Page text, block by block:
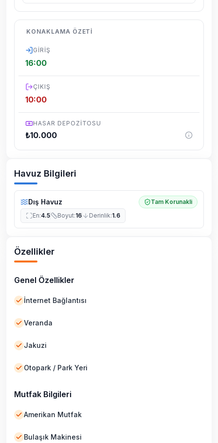
dönemsel olarak altyapı çalışmaları
yapılabilmektedir. Bu çalışma nedeniyle yol
KONAKLAMA ÖZETI
GIRIŞ
16:00
ÇIKIŞ
10:00
HASAR DEPOZITOSU
₺10.000
Havuz Bilgileri
Dış Havuz
Tam Korunakli
En:4.5 Boyut:16 Derinlik:1.6
Özellikler
Genel Özellikler
İnternet Bağlantısı
Veranda
Jakuzi
Otopark / Park Yeri
Mutfak Bilgileri
Amerikan Mutfak
Bulaşık Makinesi